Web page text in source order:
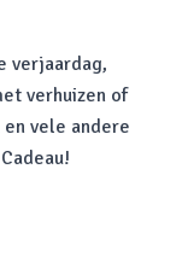
verjaardag,
verhuizen of
vele andere